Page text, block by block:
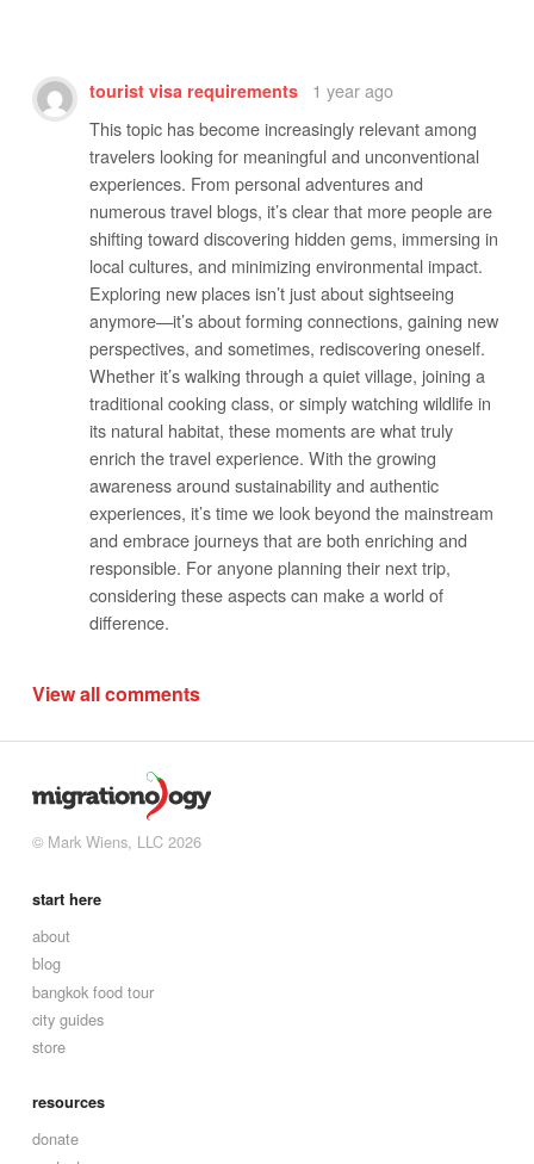
tourist visa requirements
1 year ago
This topic has become increasingly relevant among
travelers looking for meaningful and unconventional
experiences. From personal adventures and
numerous travel blogs, it’s clear that more people are
shifting toward discovering hidden gems, immersing in
local cultures, and minimizing environmental impact.
Exploring new places isn’t just about sightseeing
anymore—it’s about forming connections, gaining new
perspectives, and sometimes, rediscovering oneself.
Whether it’s walking through a quiet village, joining a
traditional cooking class, or simply watching wildlife in
its natural habitat, these moments are what truly
enrich the travel experience. With the growing
awareness around sustainability and authentic
experiences, it’s time we look beyond the mainstream
and embrace journeys that are both enriching and
responsible. For anyone planning their next trip,
considering these aspects can make a world of
difference.
View all comments
© Mark Wiens, LLC 2026
start here
about
blog
bangkok food tour
city guides
store
resources
donate